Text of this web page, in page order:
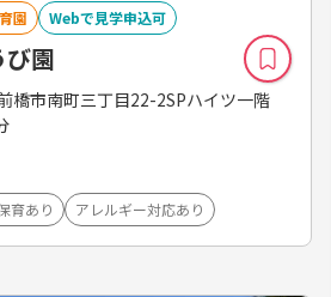
園 Webで見学申込可
園
橋市南町三丁目22-2SPハイツ一階
育あり アレルギー対応あり